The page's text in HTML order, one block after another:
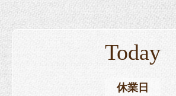
Today
休業日